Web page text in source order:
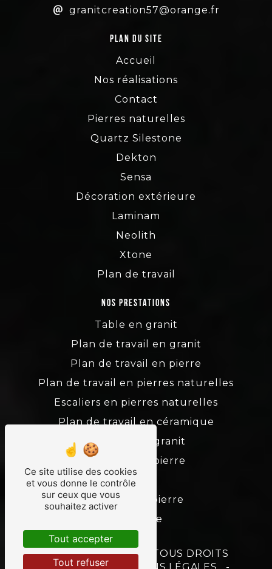
granitcreation57@orange.fr
Plan du site
Accueil
Nos réalisations
Contact
Pierres naturelles
Quartz Silestone
Dekton
Sensa
Décoration extérieure
Laminam
Neolith
Xtone
Plan de travail
Nos prestations
Table en granit
Plan de travail en granit
Plan de travail en pierre
Plan de travail en pierres naturelles
Escaliers en pierres naturelles
Plan de travail en céramique
Escaliers en granit
Escaliers en pierre
Granit
Tailleur de pierre
Marbrerie
©VISTALID- 2026 - TOUS DROITS
Ce site utilise des cookies
et vous donne le contrôle
sur ceux que vous
souhaitez activer
Tout accepter
Tout refuser